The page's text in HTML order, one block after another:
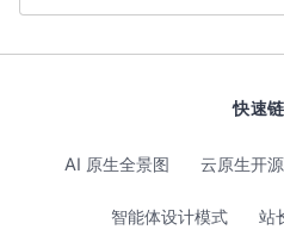
快速
AI 原生全景图 云原生开
智能体设计模式 站